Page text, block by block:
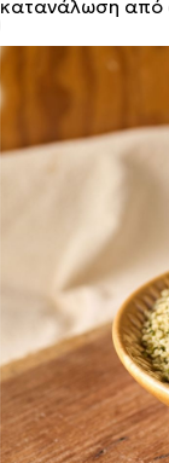
κατανάλωση από